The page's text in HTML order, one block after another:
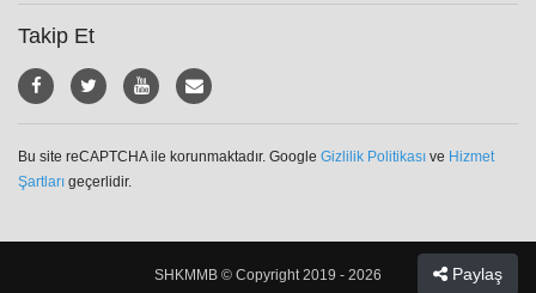
Takip Et
Bu site reCAPTCHA ile korunmaktadır. Google Gizlilik Politikası ve Hizmet
Şartları geçerlidir.
Paylaş
SHKMMB © Copyright 2019 - 2026